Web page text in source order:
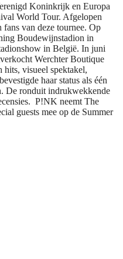
Koninkrijk en Europa
World Tour. Afgelopen
van deze tournee. Op
Boudewijnstadion in
in België. In juni
Werchter Boutique
visueel spektakel,
haar status als één
De ronduit indrukwekkende
P!NK neemt The
guests mee op de Summer